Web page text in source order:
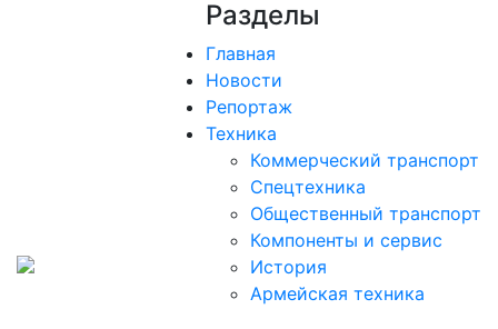
Разделы
Главная
Новости
Репортаж
Техника
Коммерческий транспорт
Спецтехника
Общественный транспорт
Компоненты и сервис
История
Армейская техника